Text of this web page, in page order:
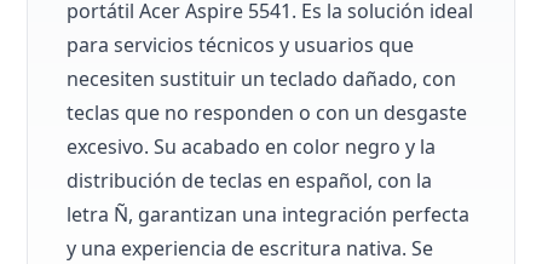
portátil Acer Aspire 5541. Es la solución ideal
para servicios técnicos y usuarios que
necesiten sustituir un teclado dañado, con
teclas que no responden o con un desgaste
excesivo. Su acabado en color negro y la
distribución de teclas en español, con la
letra Ñ, garantizan una integración perfecta
y una experiencia de escritura nativa. Se